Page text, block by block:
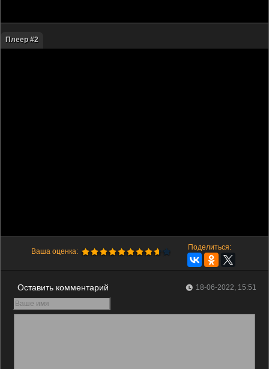
Плеер #2
Ваша оценка: Поделиться:
Оставить комментарий 18-06-2022, 15:51